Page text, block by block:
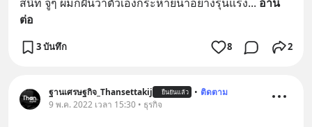
ต่อ
3 บันทึก 8 2
ฐานเศรษฐกิจ_Thansettakij ยืนยันแล้ว • ติดตาม
9 พ.ค. 2022 เวลา 15:30 • ธุรกิจ